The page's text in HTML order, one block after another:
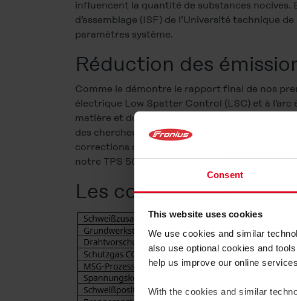
Consent
This website uses cookies
We use cookies and similar
also use optional cookies and
help us improve our online
With the cookies and similar
influencent la quantité de substances
d’assemblage (ISF) de l’Université technique
paramètres système.
Réduction des
Comme le démontre le rapport final de nos
électrique Low Spatter Control (LSC) et à
matière et donc, celui qui a le plus faible taux
des chercheurs d’Aix-la-Chapelle, nous avons
corrections de la longueur de l’arc électrique
notre TPS 500i.
Les conditions-cadres